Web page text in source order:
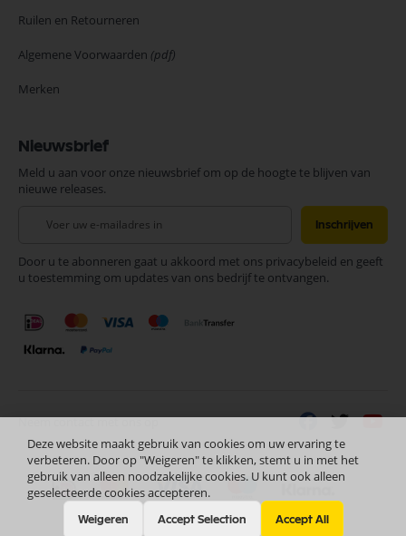
Ruilen en Retourneren
Algemene Voorwaarden (pdf)
Merken
Nieuwsbrief
Meld u aan voor onze nieuwsbrief om op de hoogte te blijven van
nieuwe releases.
onze
nieuwsbrief
Inschrijven
Door u te abonneren gaat u akkoord met ons privacybeleid en geeft
u toestemming om updates van ons bedrijf te ontvangen.
Neem contact met ons op
Deze website maakt gebruik van cookies om uw ervaring te
verbeteren. Door op "Weigeren" te klikken, stemt u in met het
gebruik van alleen noodzakelijke cookies. U kunt ook alleen
geselecteerde cookies accepteren.
Weigeren Accept Selection Accept All